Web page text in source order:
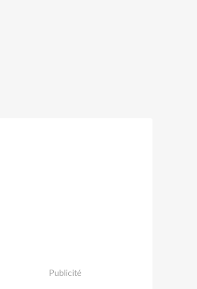
Publicité